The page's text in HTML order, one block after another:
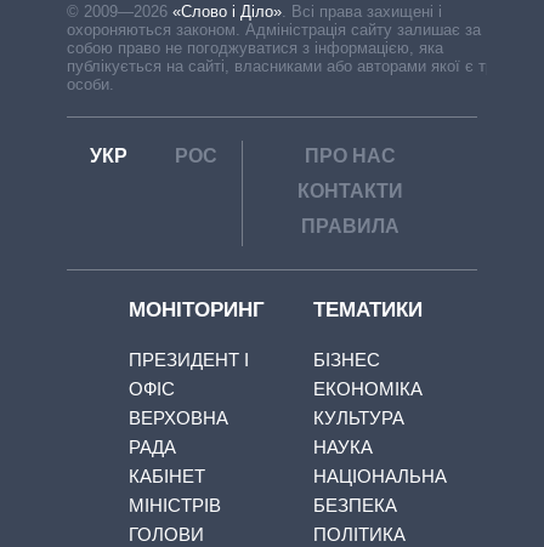
© 2009—2026 «Слово і Діло» Всі права захищені і
охороняються законом. Адміністрація сайту залишає за
собою право не погоджуватися з інформацією, яка
публікується на сайті, власниками або авторами якої є треті
особи.
УКР РОС
ПРО НАС
КОНТАКТИ
ПРАВИЛА
МОНІТОРИНГ
ПРЕЗИДЕНТ І
ОФІС
ВЕРХОВНА
РАДА
КАБІНЕТ
МІНІСТРІВ
ГОЛОВИ
ТЕМАТИКИ
БІЗНЕС
ЕКОНОМІКА
КУЛЬТУРА
НАУКА
НАЦІОНАЛЬНА
БЕЗПЕКА
ПОЛІТИКА